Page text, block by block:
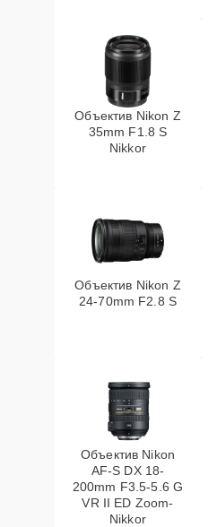
Объектив Nikon Z
35mm F1.8 S
Nikkor
Объектив Nikon Z
24-70mm F2.8 S
Объектив Nikon
AF-S DX 18-
200mm F3.5-5.6 G
VR II ED Zoom-
Nikkor